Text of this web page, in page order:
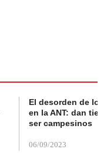
El desorden de
en la ANT: dan
ser campesinos
06/09/2023